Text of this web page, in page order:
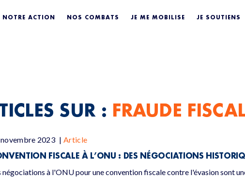
NOTRE ACTION NOS COMBATS JE ME MOBILISE JE SOUTIENS
SUR : FRAUDE
2023 | Article
FISCALE À L’ONU : DES NÉGOCIATIONS
négociations à l'ONU pour une convention fiscale contre l'évasion sont